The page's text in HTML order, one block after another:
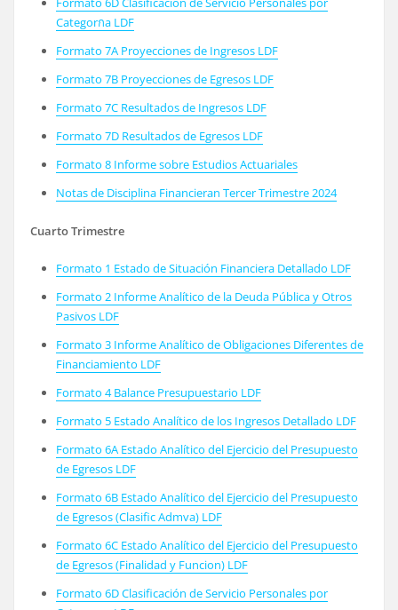
Categorกa LDF
Formato 7A Proyecciones de Ingresos LDF
Formato 7B Proyecciones de Egresos LDF
Formato 7C Resultados de Ingresos LDF
Formato 7D Resultados de Egresos LDF
Formato 8 Informe sobre Estudios Actuariales
Notas de Disciplina Financieran Tercer Trimestre 2024
Cuarto Trimestre
Formato 1 Estado de Situación Financiera Detallado LDF
Formato 2 Informe Analítico de la Deuda Pública y Otros
Pasivos LDF
Formato 3 Informe Analítico de Obligaciones Diferentes de
Financiamiento LDF
Formato 4 Balance Presupuestario LDF
Formato 5 Estado Analítico de los Ingresos Detallado LDF
Formato 6A Estado Analítico del Ejercicio del Presupuesto
de Egresos LDF
Formato 6B Estado Analítico del Ejercicio del Presupuesto
de Egresos (Clasific Admva) LDF
Formato 6C Estado Analítico del Ejercicio del Presupuesto
de Egresos (Finalidad y Funcion) LDF
Formato 6D Clasificación de Servicio Personales por